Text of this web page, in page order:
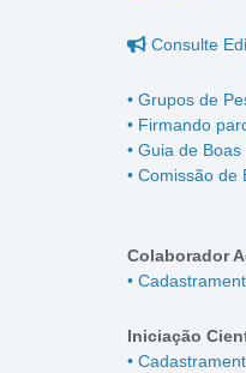
Consulte
• Grupos de
• Firmando
• Guia de
• Comissão de
Colaborador
•
Iniciação
•